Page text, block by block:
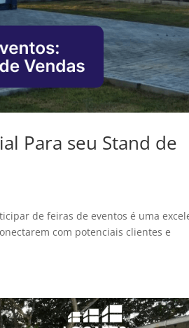
Para seu Stand de
de feiras de eventos é uma
com potenciais clientes e